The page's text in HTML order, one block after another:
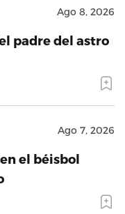
Ago 8, 2026
padre del astro
Ago 7, 2026
el béisbol